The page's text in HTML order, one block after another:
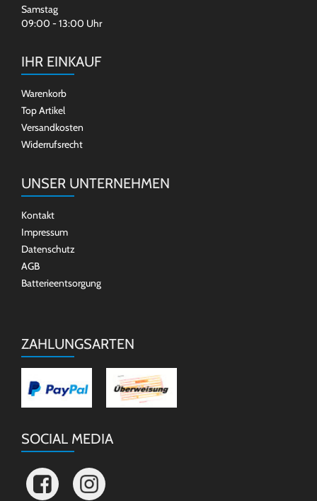
Samstag
09:00 - 13:00 Uhr
IHR EINKAUF
Warenkorb
Top Artikel
Versandkosten
Widerrufsrecht
UNSER UNTERNEHMEN
Kontakt
Impressum
Datenschutz
AGB
Batterieentsorgung
ZAHLUNGSARTEN
SOCIAL MEDIA